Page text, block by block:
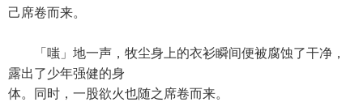
己席卷而来。
「嗤」地一声，牧尘身上的衣衫瞬间便被腐蚀了干净，
露出了少年强健的身
体。同时，一股欲火也随之席卷而来。